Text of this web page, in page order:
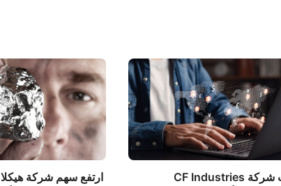
حققت شركة CF Industries
ارتفع سهم شركة هيكلا